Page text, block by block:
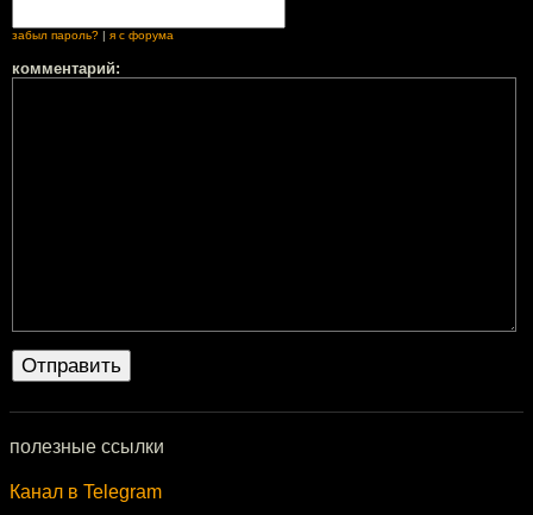
забыл пароль? я с форума
комментарий:
полезные ссылки
Канал в Telegram